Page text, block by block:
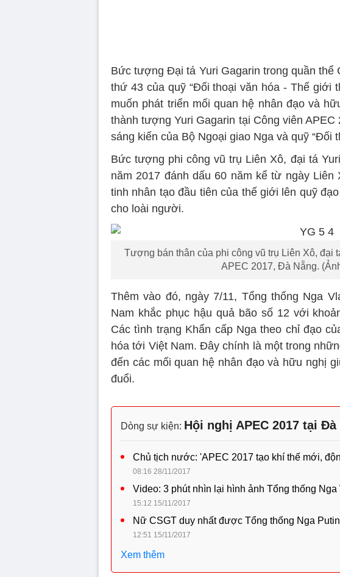
Bức tượng Đại tá Yuri Gagarin trong quần thể
thứ 43 của quỹ “Đối thoại văn hóa - Thế giới
muốn phát triển mối quan hệ nhân đạo và
thành tượng Yuri Gagarin tại Công viên
sáng kiến của Bộ Ngoại giao Nga và quỹ “Đối
Bức tượng phi công vũ trụ Liên Xô, đại tá
năm 2017 đánh dấu 60 năm kể từ ngày Liên
tinh nhân tạo đầu tiên của thế giới lên quỹ
cho loài người.
Tượng bán thân của phi công vũ trụ Liên Xô, đại
APEC 2017, Đà Nẵng.
Thêm vào đó, ngày 7/11, Tổng thống Nga
Nam khắc phục hậu quả bão số 12 với
Các tình trạng Khẩn cấp Nga theo chỉ đạo
hóa tới Việt Nam. Đây chính là một trong
đến các mối quan hệ nhân đạo và hữu nghị
đuổi.
Dòng sự kiện: Hội nghị APEC 2017 tại Đà
Chủ tịch nước: 'APEC 2017 tạo khí thế mới,
08:16 28/11/2017
Video: 3 phút nhìn lại hình ảnh Tổng thống
15:12 15/11/2017
Nữ CSGT duy nhất được Tổng thống Nga
12:51 15/11/2017
Xem thêm